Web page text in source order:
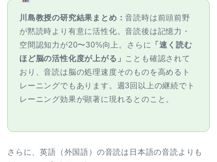
川島教授の研究結果まとめ：音読時は前頭前野
が黙読時より有意に活性化。音読後は記憶力・
空間認知力が20〜30%向上。さらに 「速く読む
ほど脳の活性化度が上がる」 ことも確認されて
おり、音読は脳の処理速度そのものを高めるト
レーニングでもあります。週3回以上の継続でト
レーニング効果が顕著に現れるとのこと。
さらに、英語（外国語）の音読は日本語の音読よりも